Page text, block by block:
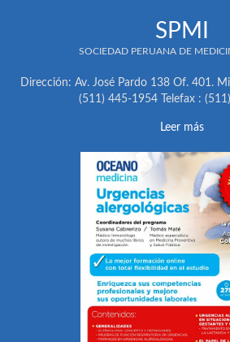
SPMI
SOCIEDAD PERUANA DE
Dirección: Av. José Pardo 138 Of. 401.
(511) 445-1954 Telefax :
Leer más